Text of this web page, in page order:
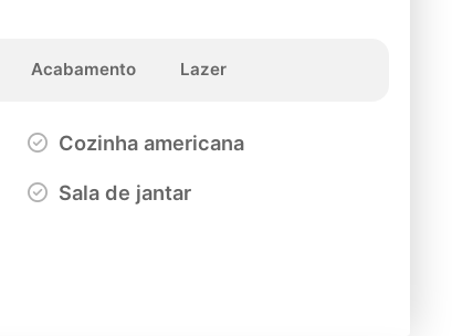
Acabamento Lazer
Cozinha americana
Sala de jantar